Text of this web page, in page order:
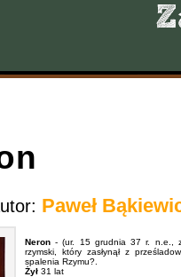
Paweł
Neron - (ur. 15 grudnia 37 r. n.e.,
rzymski, który zasłynął z
spalenia Rzymu?.
Żył 31 lat